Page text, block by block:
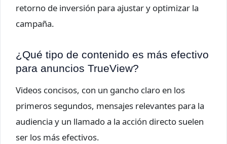
retorno de inversión para ajustar y optimizar la
campaña.
¿Qué tipo de contenido es más efectivo
para anuncios TrueView?
Videos concisos, con un gancho claro en los
primeros segundos, mensajes relevantes para la
audiencia y un llamado a la acción directo suelen
ser los más efectivos.